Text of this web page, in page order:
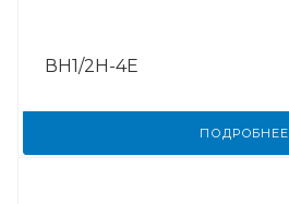
ВН1/2Н-4Е
ПОДРОБНЕЕ